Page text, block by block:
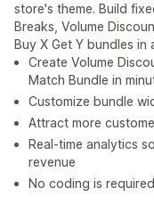
store's theme. Build
Breaks, Volume
Buy X Get Y bundles in
Create Volume
Match Bundle in
Customize bundle
Attract more
Real-time analytics
revenue
No coding is